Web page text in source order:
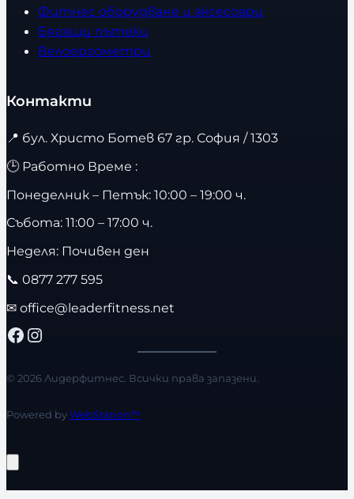
Фитнес оборудване и аксесоари
Бягащи пътеки
Велоергометри
Контакти
📍 бул. Христо Ботев 67 гр. София / 1303
🕒 Работно Време :
Понеделник – Петък: 10:00 – 19:00 ч.
Събота: 11:00 – 17:00 ч.
Неделя: Почивен ден
📞 0877 277 595
✉ office@leaderfitness.net
Facebook Instagram
© 2026 Лидерфитнес. Всички права запазени.
Powered byWebStation™